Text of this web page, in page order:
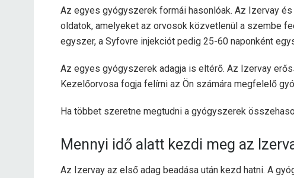
Az egyes gyógyszerek formái hasonlóak. Az Izervay
oldatok, amelyeket az orvosok közvetlenül a szembe
egyszer, a Syfovre injekciót pedig 25-60 naponként
Az egyes gyógyszerek adagja is eltérő. Az Izervay
Kezelőorvosa fogja felírni az Ön számára megfelelő
Ha többet szeretne megtudni a gyógyszerek
Mennyi idő alatt kezdi meg az
Az Izervay az első adag beadása után kezd hatni. A